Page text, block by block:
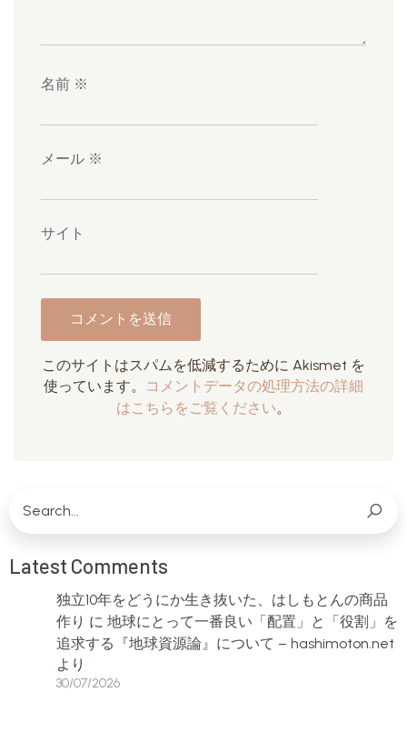
名前 ※
メール ※
サイト
このサイトはスパムを低減するために Akismet を
使っています。
コメントデータの処理方法の詳細
はこちらをご覧ください。
Latest Comments
独立10年をどうにか生き抜いた、はしもとんの商品
作り に 地球にとって一番良い「配置」と「役割」を
追求する『地球資源論』について – hashimoton.net
より
30/07/2026